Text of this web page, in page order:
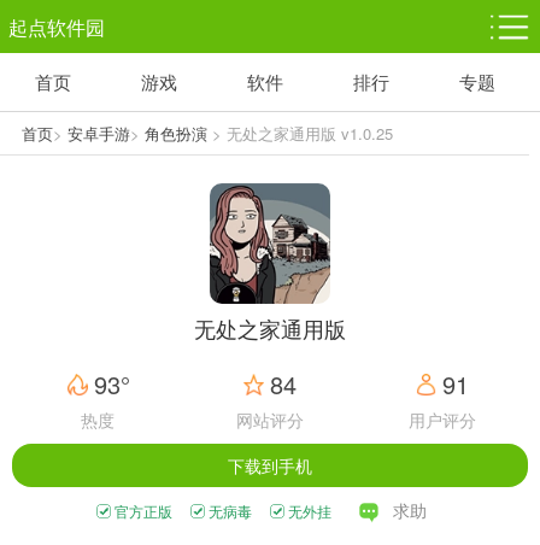
起点软件园
塔防游戏
1千+款游戏
休闲益智
1万+款游戏
体育竞技
5百+款游戏
赛车竞速
3百+款游戏
首页 游戏 软件 排行 专题
首页> 安卓手游> 角色扮演> 无处之家通用版 v1.0.25
无处之家通用版
93°
热度
84
网站评分
91
用户评分
下载到手机
官方正版 无病毒 无外挂 求助